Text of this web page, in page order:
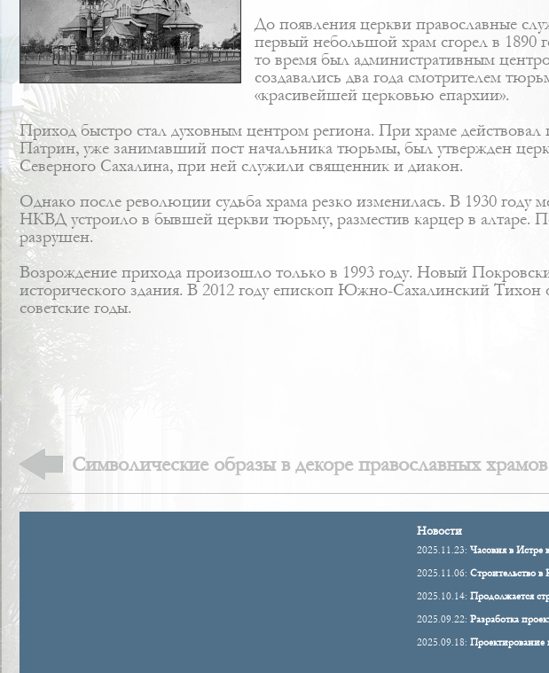
До появления церкви православные
первый небольшой храм сгорел в 1890
то время был административным
создавались два года смотрителем
«красивейшей церковью епархии».
Приход быстро стал духовным центром региона. При храме
Патрин, уже занимавший пост начальника тюрьмы, был утвержден
Северного Сахалина, при ней служили священник и диакон.
Однако после революции судьба храма резко изменилась. В 1930 году
НКВД устроило в бывшей церкви тюрьму, разместив карцер в алтаре.
разрушен.
Возрождение прихода произошло только в 1993 году. Новый
исторического здания. В 2012 году епископ Южно-Сахалинский Тихон
советские годы.
Символические образы в декоре православных храмов
Новости
2025.11.23:Часовня в Истре
2025.11.06:Строительство в
2025.10.14:Продолжается
2025.09.22:Разработка
2025.09.18:Проектирование